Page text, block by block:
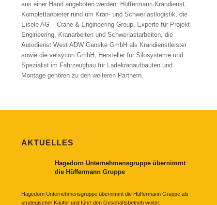
aus einer Hand angeboten werden. Hüffermann Krandienst,
Komplettanbieter rund um Kran- und Schwerlastlogistik, die
Eisele AG – Crane & Engineering Group, Experte für Projekt
Engineering, Kranarbeiten und Schwerlastarbeiten, die
Autodienst West ADW Ganske GmbH als Krandienstleister
sowie die velsycon GmbH, Hersteller für Silosysteme und
Spezialist im Fahrzeugbau für Ladekranaufbauten und
Montage gehören zu den weiteren Partnern.
AKTUELLES
Hagedorn Unternehmensgruppe übernimmt
die Hüffermann Gruppe
Hagedorn Unternehmensgruppe übernimmt die Hüffermann Gruppe als
strategischer Käufer und führt den Geschäftsbetrieb weiter.